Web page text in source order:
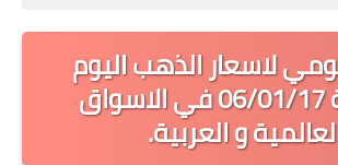
تطبيقات الاندرويد
تطبيقات الايفون
افكار و مشاريع
لاسعار الذهب اليوم
الجمعة 06/01/17 في الاسواق
و العربية.